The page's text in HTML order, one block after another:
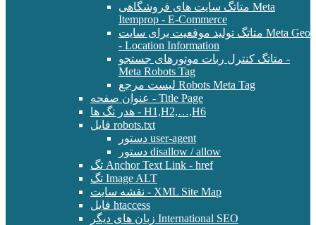
متاتگ سایت های فروشگاهی Meta
Itemprop - E-Commerce
متاتگ تولید موقعیت برای سایت Meta Geo
- Location Information
متاتگ کنترل ربات موتورهای جستجو -
Meta Robots Tag
لیست مرجع Robots Meta Tag
عنوان صفحه - Title Page
هدر تگ ها - H1,H2,…,H6
فایل robots.txt
دستور user-agent
دستور disallow / allow
تگ Anchor Text Link - href
تگ Image ALT
نقشه سایت - XML Site Map
فایل htaccess
زبان های دیگر International SEO